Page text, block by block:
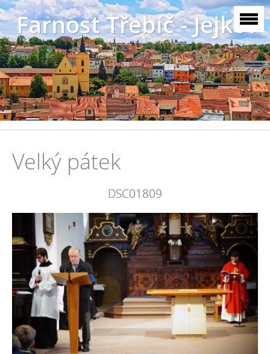
Farnost Třebíč - Jejkov
Velký pátek
DSC01809